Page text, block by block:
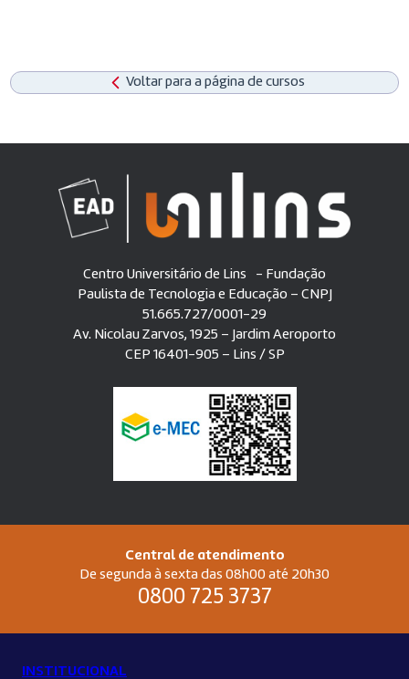
Voltar para a página de cursos
Centro Universitário de Lins - Fundação
Paulista de Tecnologia e Educação – CNPJ
51.665.727/0001-29
Av. Nicolau Zarvos, 1925 – Jardim Aeroporto
CEP 16401-905 – Lins / SP
Central de atendimento
De segunda à sexta das 08h00 até 20h30
0800 725 3737
INSTITUCIONAL